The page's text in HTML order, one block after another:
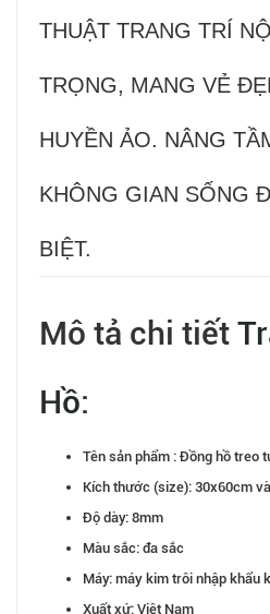
THUẬT TRANG TRÍ
TRỌNG, MANG VẺ
HUYỀN ẢO. NÂNG
KHÔNG GIAN SỐNG
BIỆT.
Mô tả chi tiết
Hồ:
Tên sản phẩm : Đồng hồ treo
Kích thước (size): 30x60cm
Độ dày: 8mm
Màu sắc: đa sắc
Máy: máy kim trôi nhập khẩu
Xuất xứ: Việt Nam